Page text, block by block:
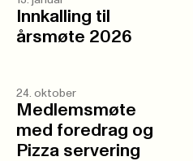
Innkalling til
årsmøte 2026
24. oktober
Medlemsmøte
med foredrag og
Pizza servering